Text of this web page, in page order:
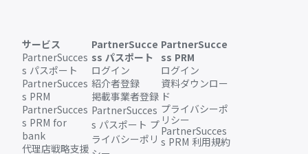
サービス
PartnerSucces
s パスポート
PartnerSucces
s PRM
PartnerSucces
s PRM for
bank
代理店戦略支援
PartnerSucce
ss パスポート
ログイン
紹介者登録
掲載事業者登録
PartnerSucces
s パスポート プ
ライバシーポリ
PartnerSucce
ss PRM
ログイン
資料ダウンロー
ド
プライバシーポ
リシー
PartnerSucces
s PRM 利用規約